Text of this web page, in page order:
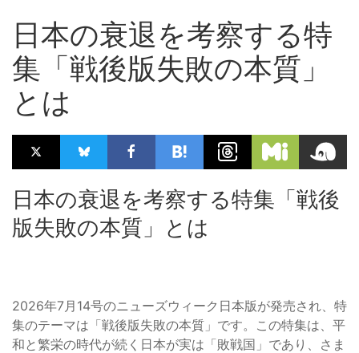
日本の衰退を考察する特
集「戦後版失敗の本質」
とは
日本の衰退を考察する特集「戦後
版失敗の本質」とは
2026年7月14号のニューズウィーク日本版が発売され、特
集のテーマは「戦後版失敗の本質」です。この特集は、平
和と繁栄の時代が続く日本が実は「敗戦国」であり、さま